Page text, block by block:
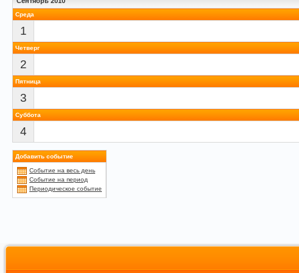
Среда
1
Четверг
2
Пятница
3
Суббота
4
Добавить событие
Событие на весь день
Событие на период
Периодическое событие